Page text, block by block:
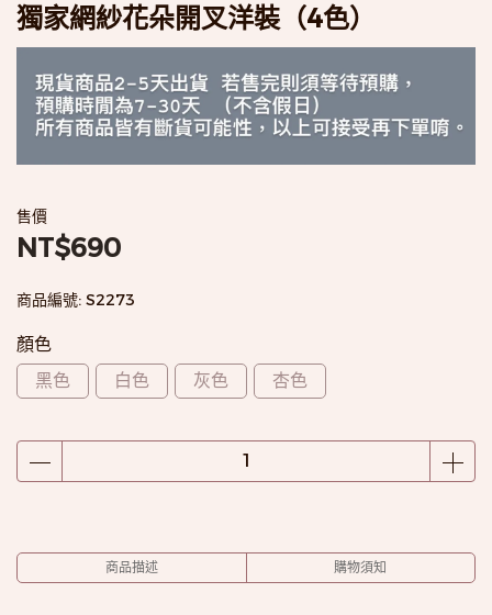
獨家網紗花朵開叉洋裝（4色）
售價
NT$690
商品編號: S2273
顏色
黑色
白色 灰色 杏色
商品描述 購物須知